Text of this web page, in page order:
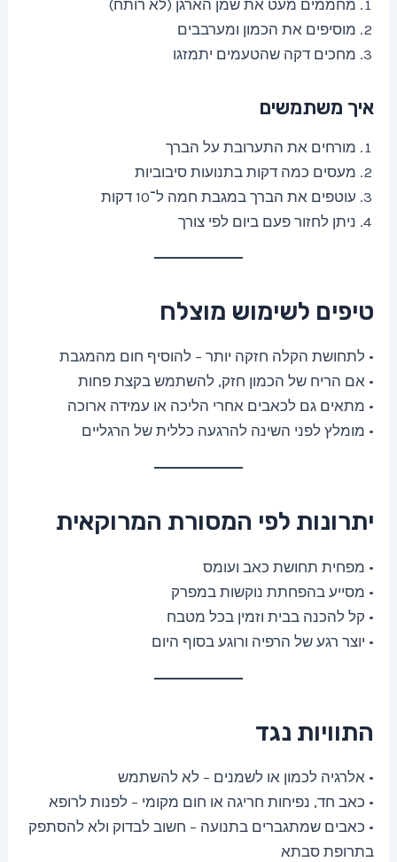
מחממים מעט את שמן הארגן (לא רותח)
מוסיפים את הכמון ומערבבים
מחכים דקה שהטעמים יתמזגו
איך משתמשים
מורחים את התערובת על הברך
מעסים כמה דקות בתנועות סיבוביות
עוטפים את הברך במגבת חמה ל־10 דקות
ניתן לחזור פעם ביום לפי צורך
טיפים לשימוש מוצלח
• לתחושת הקלה חזקה יותר – להוסיף חום מהמגבת
• אם הריח של הכמון חזק, להשתמש בקצת פחות
• מתאים גם לכאבים אחרי הליכה או עמידה ארוכה
• מומלץ לפני השינה להרגעה כללית של הרגליים
יתרונות לפי המסורת המרוקאית
• מפחית תחושת כאב ועומס
• מסייע בהפחתת נוקשות במפרק
• קל להכנה בבית וזמין בכל מטבח
• יוצר רגע של הרפיה ורוגע בסוף היום
התוויות נגד
• אלרגיה לכמון או לשמנים – לא להשתמש
• כאב חד, נפיחות חריגה או חום מקומי – לפנות לרופא
• כאבים שמתגברים בתנועה – חשוב לבדוק ולא להסתפק
בתרופת סבתא